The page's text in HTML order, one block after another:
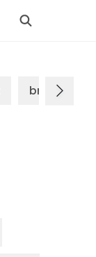
brassói